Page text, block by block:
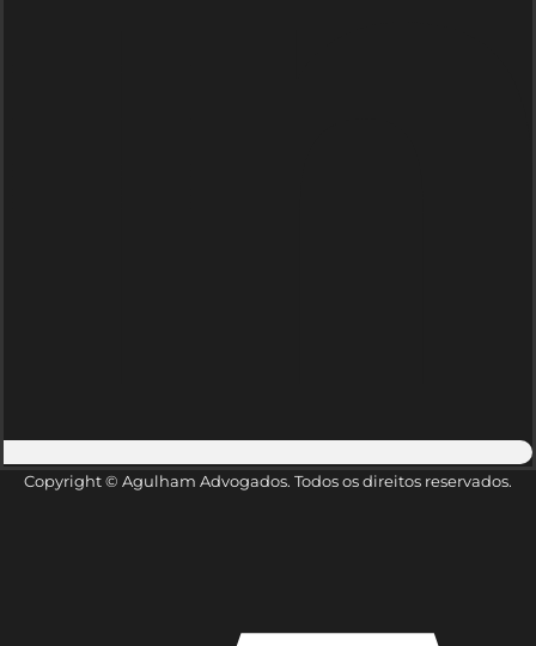
Copyright © Agulham Advogados. Todos os direitos reservados.